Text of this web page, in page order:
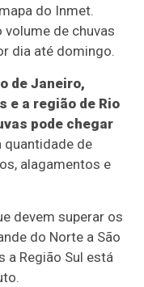
do Inmet.
volume de chuvas
dia até domingo.
de Janeiro,
e a região de Rio
pode chegar
quantidade de
alagamentos e
devem superar os
do Norte a São
a Região Sul está